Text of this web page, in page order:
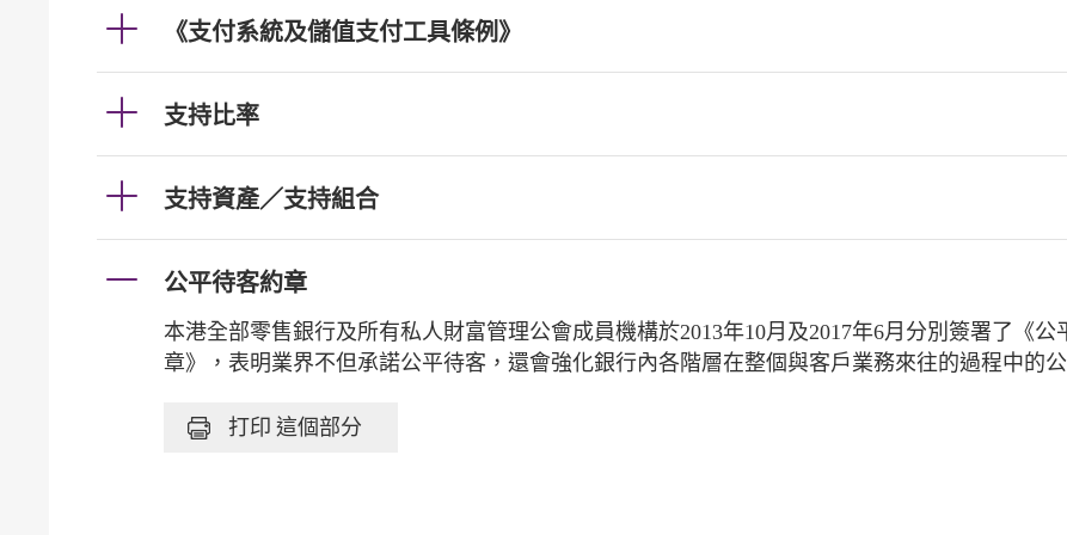
《支付系統及儲值支付工具條例》
支持比率
支持資產／支持組合
公平待客約章
本港全部零售銀行及所有私人財富管理公會成員機構於2013年10月及2017年6月分別簽署了《
章》，表明業界不但承諾公平待客，還會強化銀行內各階層在整個與客戶業務來往的過程中的
打印 這個部分